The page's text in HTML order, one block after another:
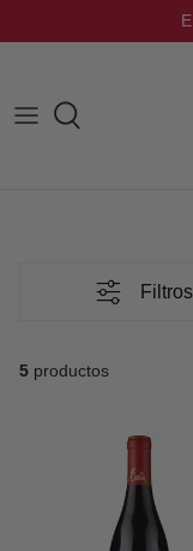
al
Filtros
5 productos